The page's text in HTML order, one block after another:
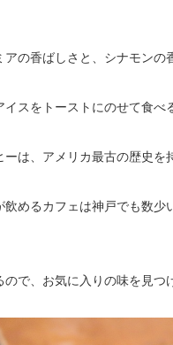
アの香ばしさと、シナモン
スをトーストにのせて食べ
ーは、アメリカ最古の歴史
飲めるカフェは神戸でも数
で、お気に入りの味を見つ